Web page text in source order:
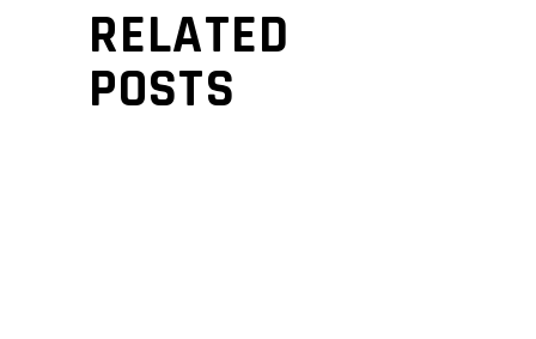
RELATED
POSTS